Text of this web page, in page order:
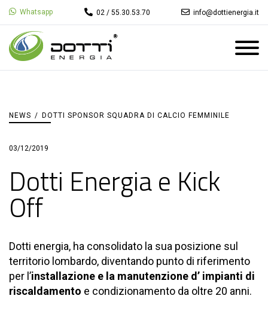
Whatsapp 02 / 55.30.53.70 info@dottienergia.it
NEWS / DOTTI SPONSOR SQUADRA DI CALCIO FEMMINILE
03/12/2019
Dotti Energia e Kick
Off
Dotti energia, ha consolidato la sua posizione sul
territorio lombardo, diventando punto di riferimento
per l’installazione e la manutenzione d’ impianti di
riscaldamento e condizionamento da oltre 20 anni.